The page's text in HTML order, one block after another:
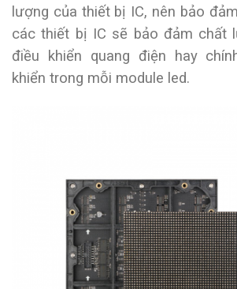
lượng của thiết bị IC, nên bảo
các thiết bị IC sẽ bảo đảm chất
điều khiển quang điện hay
khiển trong mỗi module led.